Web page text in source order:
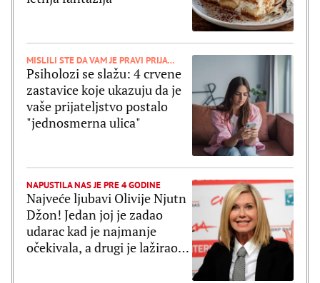
MISLILI STE DA VAM JE PRAVI PRIJATELJ
Psiholozi se slažu: 4 crvene
zastavice koje ukazuju da je
vaše prijateljstvo postalo
"jednosmerna ulica"
NAPUSTILA NAS JE PRE 4 GODINE
Najveće ljubavi Olivije Njutn
Džon! Jedan joj je zadao
udarac kad je najmanje
očekivala, a drugi je lažirao